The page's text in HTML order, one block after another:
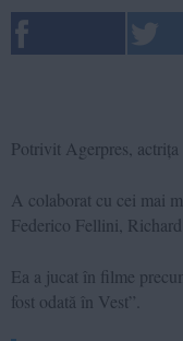
Potrivit Agerpres, actrița
A colaborat cu cei mai
Federico Fellini,
Ea a jucat în filme
fost odată în Vest”.